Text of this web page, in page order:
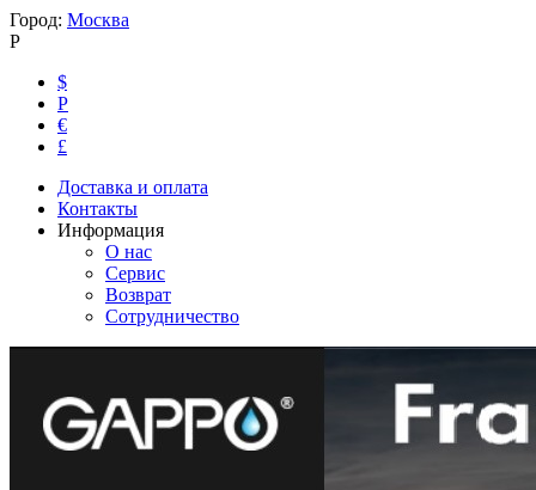
Город: Москва
Р
$
Р
€
£
Доставка и оплата
Контакты
Информация
О нас
Сервис
Возврат
Сотрудничество